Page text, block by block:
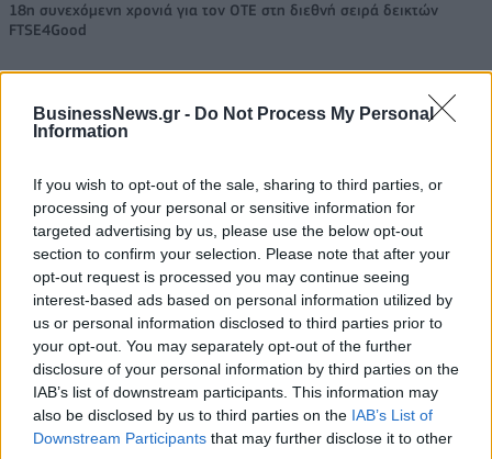
BusinessNews.gr - Do Not Process My Personal
Information
If you wish to opt-out of the sale, sharing to third parties, or
processing of your personal or sensitive information for
targeted advertising by us, please use the below opt-out
section to confirm your selection. Please note that after your
opt-out request is processed you may continue seeing
interest-based ads based on personal information utilized by
us or personal information disclosed to third parties prior to
your opt-out. You may separately opt-out of the further
disclosure of your personal information by third parties on the
IAB’s list of downstream participants. This information may
also be disclosed by us to third parties on the IAB’s List of
Downstream Participants that may further disclose it to other
18η συνεχόμενη χρονιά για τον ΟΤΕ στη διεθνή σειρά δεικτών
FTSE4Good
Alpha Bank: Για πρώτη φορά το Αρχαίο Θέατρο Επιδαύρου άνοιξε τις
πύλες του σε όλους
ΠΕΡΙΣΣΌΤΕΡΑ ΣΕ ΑΥΤΉ ΤΗΝ ΚΑΤΗΓΟΡΊΑ